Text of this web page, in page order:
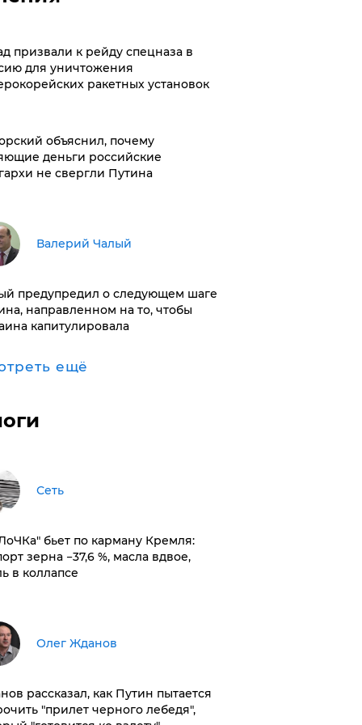
призвали к рейду спецназа в
для уничтожения
ракетных установок
объяснил, почему
деньги российские
не свергли Путина
Валерий Чалый
предупредил о следующем шаге
направленном на то, чтобы
капитулировала
ещё
Сеть
бьет по карману Кремля:
зерна −37,6 %, масла вдвое,
в коллапсе
Олег Жданов
рассказал, как Путин пытается
"прилет черного лебедя",